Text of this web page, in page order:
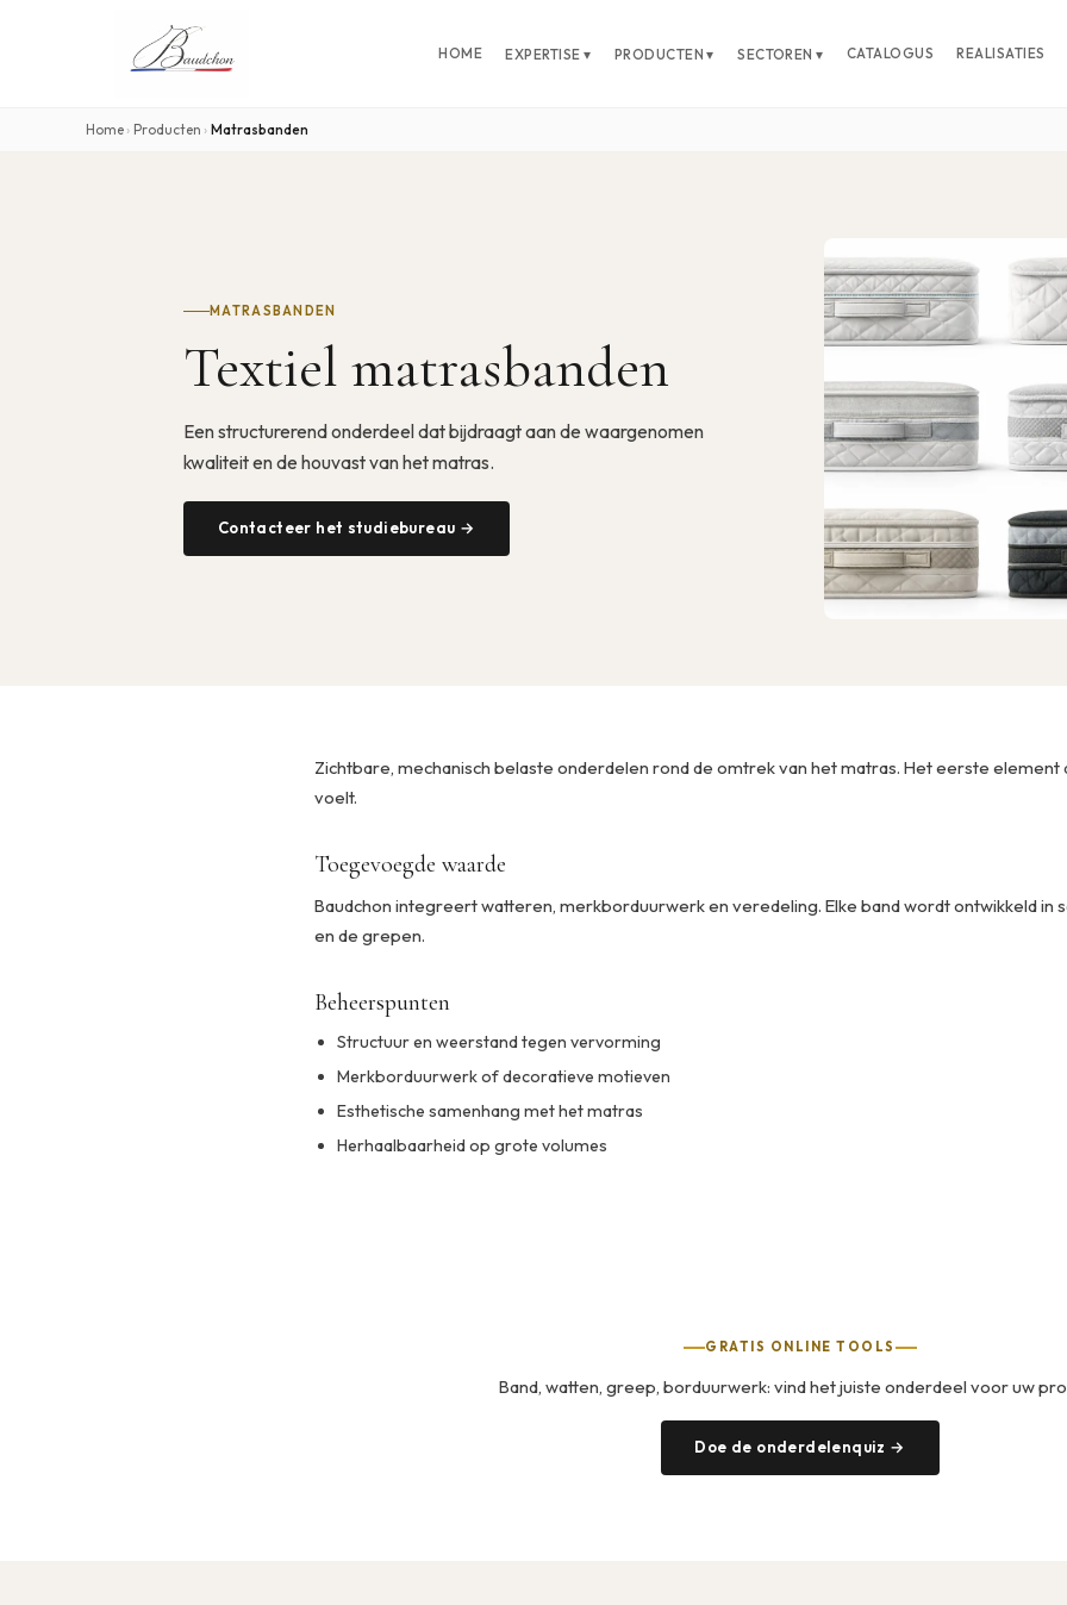
HOME EXPERTISE ▾ PRODUCTEN ▾ SECTOREN ▾ CATALOGUS REALISATIES
Home › Producten › Matrasbanden
MATRASBANDEN
Textiel matrasbanden
Een structurerend onderdeel dat bijdraagt aan de waargenomen
kwaliteit en de houvast van het matras.
Contacteer het studiebureau →
Zichtbare, mechanisch belaste onderdelen rond de omtrek van het matras. Het eerste element
voelt.
Toegevoegde waarde
Baudchon integreert watteren, merkborduurwerk en veredeling. Elke band wordt ontwikkeld in
en de grepen.
Beheerspunten
Structuur en weerstand tegen vervorming
Merkborduurwerk of decoratieve motieven
Esthetische samenhang met het matras
Herhaalbaarheid op grote volumes
GRATIS ONLINE TOOLS
Band, watten, greep, borduurwerk: vind het juiste onderdeel voor uw
Doe de onderdelenquiz →